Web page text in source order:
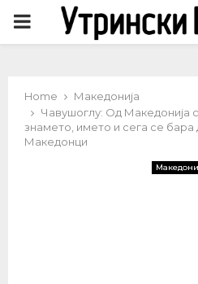
PRIMARY
Home
Македонија
Чавушоглу: Oд Македонија
знамето, името и сега се
Македонци